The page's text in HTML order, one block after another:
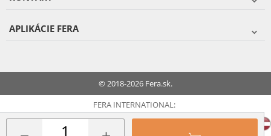
APLIKÁCIE FERA
© 2018-2026 Fera.sk.
FERA INTERNATIONAL: